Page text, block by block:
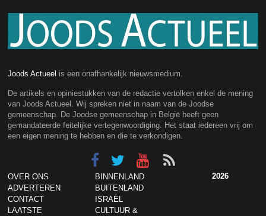
Joods Actueel is een onafhankelijk nieuwsmedium.
De artikels en opiniestukken van de redactie vertolken enkel de mening
van Joods Actueel. Wij spreken niet in naam van de Joodse
gemeenschap. De Joodse gemeenschap in België heeft geen
gemandateerde feitelijke vertegenwoordiging. Het staat iedereen vrij om
een eigen mening te hebben en die te verkondigen.
OVER ONS
ADVERTEREN
CONTACT
LAATSTE
BINNENLAND
BUITENLAND
ISRAËL
CULTUUR &
2026